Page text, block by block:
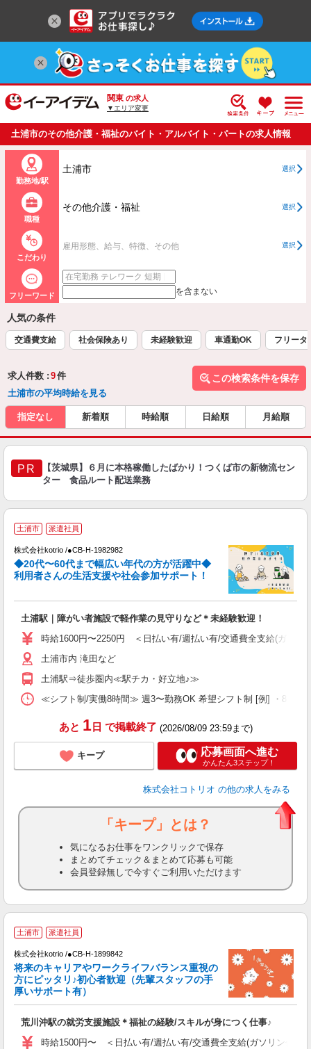
関東 の求人
▼エリア変更
土浦市のその他介護・福祉のバイト・アルバイト・パートの求人情報
一覧
勤務地/駅
土浦市 選択
職種
その他介護・福祉 選択
こだわり
雇用形態、給与、特徴、その他 選択
フリーワード を含まない
人気の条件
交通費支給 社会保険あり 未経験歓迎 車通勤OK フリータ
求人件数 : 9件
土浦市の平均時給を見る
この検索条件を保存
指定なし 新着順 時給順 日給順 月給順
PR
【茨城県】６月に本格稼働したばかり！つくば市の新物流セン
ター 食品ルート配送業務
土浦市 派遣社員
株式会社kotrio /●CB-H-1982982
◆20代〜60代まで幅広い年代の方が活躍中◆
利用者さんの生活支援や社会参加サポート！
土浦駅｜障がい者施設で軽作業の見守りなど＊未経験歓迎！
時給1600円〜2250円 ＜日払い有/週払い有/交通費全支給(ガソリ
土浦市内 滝田など
土浦駅⇒徒歩圏内≪駅チカ・好立地♪≫
≪シフト制/実働8時間≫ 週3〜勤務OK 希望シフト制 [例] ・8:00
あと 1日 で掲載終了 (2026/08/09 23:59まで)
キープ 応募画面へ進む
かんたん3ステップ！
株式会社コトリオ の他の求人をみる
「キープ」とは？
気になるお仕事をワンクリックで保存
まとめてチェック＆まとめて応募も可能
会員登録無しで今すぐご利用いただけます
土浦市 派遣社員
株式会社kotrio /●CB-H-1899842
将来のキャリアやワークライフバランス重視の
方にピッタリ♪初心者歓迎（先輩スタッフの手
厚いサポート有）
荒川沖駅の就労支援施設＊福祉の経験/スキルが身につく仕事♪
時給1500円〜 ＜日払い有/週払い有/交通費全支給(ガソリン代含